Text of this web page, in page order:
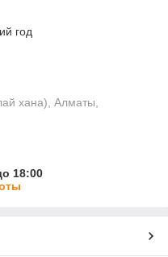
год
хана), Алматы,
18:00